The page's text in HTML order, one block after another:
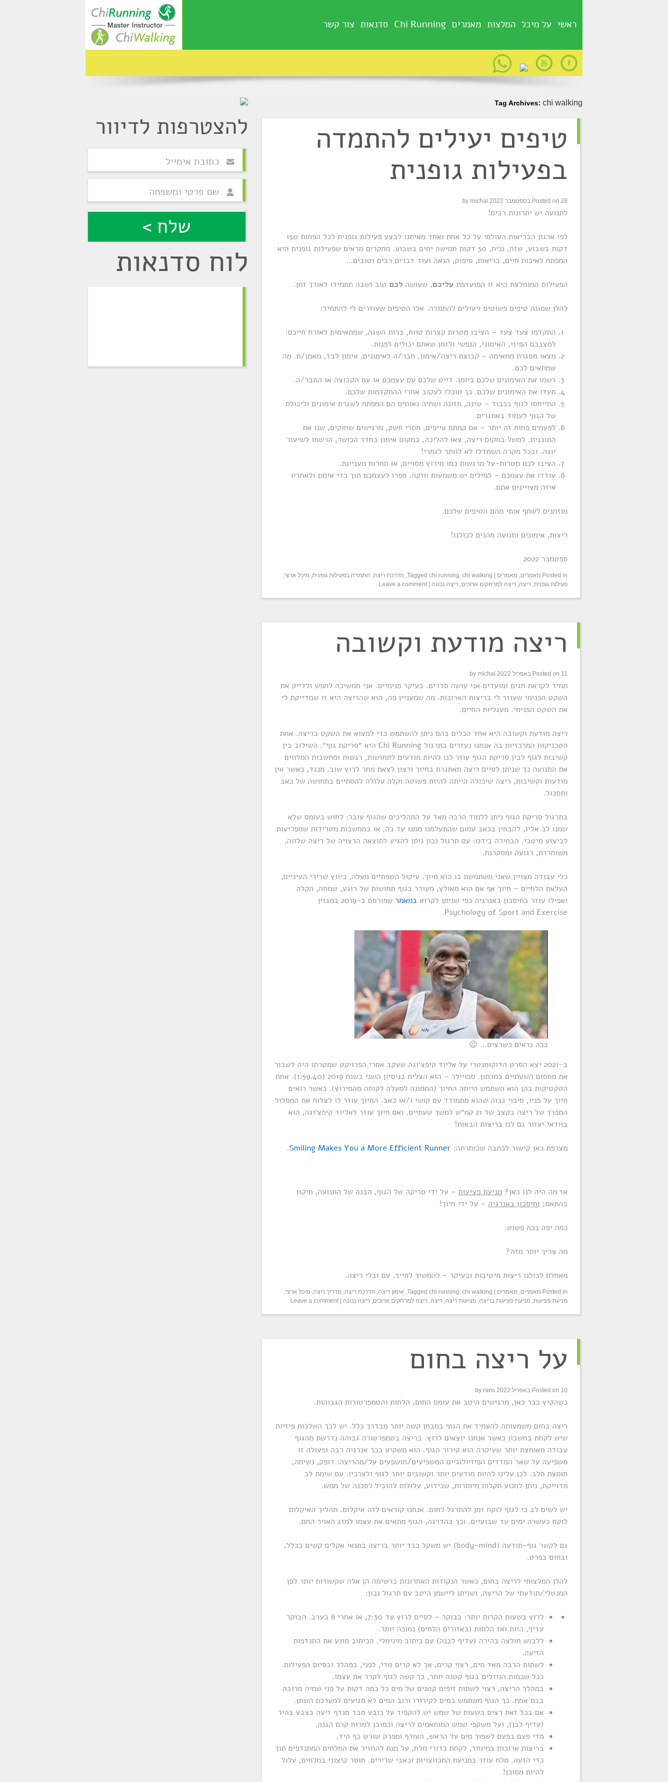
ראשי על מיכל המלצות מאמרים Chi Running סדנאות צור קשר
Tag Archives: chi walking
טיפים יעילים להתמדה
בפעילות גופנית
Posted on 28 בספטמבר 2022 by michal
לתנועה יש יתרונות רבים!
לפי ארגון הבריאות העולמי על כל אחת ואחד מאיתנו לבצע פעילות גופנית לכל הפחות 150
דקות בשבוע, שזה, נניח, 30 דקות חמישה ימים בשבוע. מחקרים מראים שפעילות גופנית היא
המפתח לאיכות חיים, בריאות, סיפוק, הנאה ועוד דברים רבים וטובים…
הפעילות המומלצת היא זו המועדפת עליכם, שעושה לכם טוב ושבה תתמידו לאורך זמן.
להלן שמונה טיפים פשוטים ויעילים להתמדה. אלו הטיפים שעוזרים לי להתמיד:
התקדמו צעד צעד – הציבו מטרות קצרות טווח, ברות השגה, שמתאימות לאורח חייכם:
למצבכם הפיזי, האימוני, הנפשי ולזמן שאתם יכולים לפנות.
מצאו מסגרת מתאימה – קבוצת ריצה/אימון, חבר/ה לאימונים, אימון לבד, מאמן/ת. מה
שמתאים לכם.
רשמו את האימונים שלכם ביומן. דייט שלכם עם עצמכם או עם הקבוצה או החבר/ה.
תעדו את האימונים שלכם. כך תוכלו לעקוב אחרי ההתקדמות שלכם.
התייחסו לגוף בכבוד – שינה, תזונה ושתיה נאותים הם המפתח לשגרת אימונים וליכולת
של הגוף לעמוד באתגרים.
לפעמים פחות זה יותר – אם קמתם עייפים, חסרי חשק, מרגישים שחוקים, שנו את
התוכנית. למשל במקום ריצה, צאו להליכה, במקום אימון בחדר הכושר, הרשמו לשיעור
יוגה. ובכל מקרה השתדלו לא לוותר לגמרי!
הציבו לכם מטרות-על מרגשות כמו מירוץ מסויים, או תחרות מעניינת.
עודדו את עצמכם – למילים יש משמעות חזקה. ספרו לעצמכם תוך כדי אימון ולאחריו
איזה מצויינים אתם.
מוזמנים לשתף אותי מהם הטיפים שלכם.
ריצות, אימונים ותנועה מהנים לכולנו!
ספטמבר 2022
Posted in מאמרים, מאמרים Tagged chi running, chi walking
, הדרכת ריצה, התמדה בפעילות גופנית, מיכל ארצי,
פעילות גופנית, ריצה, ריצה למרחקים ארוכים, ריצה נכונה Leave a comment
ריצה מודעת וקשובה
Posted on 11 באפריל 2022 by michal
תמיד לקראת חגים ומועדים אני עושה סדרים. בעיקר פנימיים. אני ממשיכה לחפש ולדייק את
השקט הפנימי שעוזר לי בריצות הארוכות. מה שמעניין פה, הוא שהריצה היא זו שמדייקת לי
את השקט הפנימי. מעגליות החיים.
ריצה מודעת וקשובה היא אחד הכלים בהם ניתן להשתמש כדי למצוא את השקט בריצה. אחת
הטכניקות המרכזיות בה אנחנו נעזרים בתרגול Chi Running היא ״סריקת גוף״. השילוב בין
קשיבות לגוף לבין סריקת הגוף עוזר לנו להיות מודעים לתחושות, רגשות ומחשבות המלווים
את התנועה כך שניתן לסיים ריצה מאתגרת בחיוך ורצון לצאת מחר לרוץ שוב. מנגד, כאשר אין
מודעות וקשיבות, ריצה שיכולה הייתה להיות פשוטה וקלה עלולה להסתיים בתחושה של כאב
ותסכול.
בתרגול סריקת הגוף ניתן ללמוד הרבה מאד על התהליכים שהגוף עובר: לחוש בעומס שלא
שמנו לב אליו, להבחין בכאב עמום שהתעלמנו ממנו עד כה, או במחשבות מטרידות שמפריעות
לביצוע מיטבי. הבחירה בידנו: עם תרגול נכון ניתן להגיע לתוצאה הרצויה של ריצה שלווה,
משוחררת, רגועה ומסקרנת.
כלי עבודה מצויין שאני משתמשת בו הוא חיוך. עיקול השפתיים מעלה, כיווץ שרירי העיניים,
העלאת הלחיים – חיוך אף אם הוא מאולץ, מעורר בגוף תחושות של רוגע, שמחה, הקלה
ואפילו עוזר בחיסכון באנרגיה כפי שניתן לקרוא במאמר
שפורסם ב-2019 במגזין
Psychology of Sport and Exercise.
ככה נראים כשרצים… 😉
ב-2021 יצא הסרט הדוקומנטרי על אליוד קיפצ׳וגה שעקב אחרי הפרויקט שמטרתו היה לשבור
את מחסום השעתיים במרתון. ספויילר – הוא הצליח בניסיון השני בשנת 2019 (1:59.40). אחת
הטקטיקות בהן הוא השתמש הייתה החיוך (התמונה למעלה לקוחה מהמירוץ). כאשר רואים
חיוך על פניו, סיכוי גבוה שהוא מתמודד עם קושי ו/או כאב. החיוך עוזר לו לצלוח את המסלול
המפרך של ריצה בקצב של 21 קמ״ש למשך שעתיים. ואם חיוך עוזר לאליוד קיפצ׳וגה, הוא
בוודאי יעזור גם לנו בריצות הבאות!
מצרפת כאן קישור לכתבה שכותרתה: Smiling Makes You a More Efficient Runner
.
אז מה היה לנו כאן? מניעת פציעות – על ידי סריקה של הגוף, הבנה של התנועה, תיקון
בהתאם; וחיסכון באנרגיה – על ידי חיוך!
כמה יפה ככה פשוט.
מה צריך יותר מזה?
מאחלת לכולנו ריצות מיטיבות ובעיקר – להמשיך לחייך. עם ובלי ריצה.
Posted in מאמרים, מאמרים |
Tagged chi running, chi walking
, אימון ריצה, הדרכת ריצה, מדריך ריצה, מיכל ארצי,
מניעת פציעות, מניעת פציעות בריצה, פציעות ריצה, ריצה, ריצה למרחקים ארוכים, ריצה נכונה |
Leave a comment
על ריצה בחום
Posted on 10 באפריל 2022 by rans
כשהקיץ כבר כאן, מרגישים היטב את עומס החום, הלחות והטמפרטורות הגבוהות.
ריצה בחום משמעותה להעמיד את הגוף במבחן קשה יותר מבדרך כלל. יש לכך השלכות פיזיות
שיש לקחת בחשבון כאשר אנחנו יוצאים לרוץ. בריצה בטמפרטורה גבוהה נדרשת מהגוף
עבודה מאומצת יותר שעיקרה הוא קירור הגוף. הוא משקיע בכך אנרגיה רבה ופעולה זו
משפיעה על שאר המדדים הפיזיולוגיים המשפיעים/מושפעים על/מהריצה: דופק, נשימה,
חומצת חלב. לכן עלינו להיות מודעים יותר וקשובים יותר לגוף ולצרכיו. עם שימת לב
מדוייקת, ניתן למנוע תקלות מיותרות, שכידוע, עלולות להוביל לסכנה של ממש.
יש לשים לב כי לגוף לוקח זמן להתרגל לחום. אנחנו קוראים לזה איקלום. תהליך האיקלום
לוקח כעשרה ימים עד שבועיים. וכך בהדרגה, הגוף מתאים את עצמו למזג האויר החם.
גם לקשר גוף-תודעה (body-mind) יש משקל כבד יותר בריצה בתנאי אקלים קשים בכלל,
ובחום בפרט.
להלן המלצותי לריצה בחום, כאשר הנקודות האחרונות ברשימה הן אלה שקשורות יותר לפן
המנטלי/תודעתי של הריצה, ושניתן ליישמן היטב עם תרגול נכון:
לרוץ בשעות הקרות יותר: בבוקר – לסיים לרוץ עד 7:30, או אחרי 8 בערב. הבוקר
עדיף, היות ואז הלחות (באזורים הלחים) נמוכה יותר.
ללבוש חולצה בהירה (עדיף לבנה) עם כיתוב מינימלי. הכיתוב מונע את התנדפות
הזיעה.
לשתות הרבה מאד מים, רצוי קרים, אך לא קרים מדי, לפני, במהלך ובסיום הפעילות.
ככל שכמות הנוזלים בגוף קטנה יותר, כך קשה לגוף לקרר את עצמו.
במהלך הריצה, רצוי לשתות זיפים קטנים של מים כל כמה דקות על פני שתיה מרובה
בבת אחת. כך הגוף משתמש במים לקירורו ורוב המים לא מגיעים למערכת השתן.
אם בכל זאת רצים בשעות של שמש יש להקפיד על כובע מבד מנדף זיעה בצבע בהיר
(עדיף לבן), ועל משקפי שמש המותאמים לריצה וכמובן למרוח קרם הגנה.
מדי פעם בפעם לשפוך מים על הראש, העורף ומפרק שורש כף היד.
בריצות ארוכות במיוחד, לקחת כדורי מלח, על מנת להחזיר את המלחים המתנדפים תוך
כדי הזעה. מלח עוזר במניעת התכווצויות וכאבי שרירים. חוסר קיצוני במלחים, עלול
להיות מסוכן!
להצטרפות לדיוור
לוח סדנאות